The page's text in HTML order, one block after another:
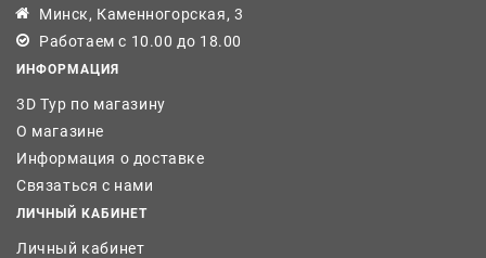
Минск, Каменногорская, 3
Работаем с 10.00 до 18.00
ИНФОРМАЦИЯ
3D Тур по магазину
О магазине
Информация о доставке
Связаться с нами
ЛИЧНЫЙ КАБИНЕТ
Личный кабинет